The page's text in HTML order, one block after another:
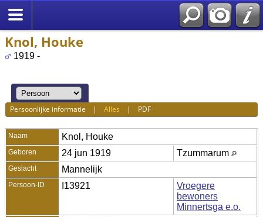
Knol, Houke
1919 -
Persoonlijke informatie |Alles | PDF
Naam Knol , Houke
Geboren 24 jun 1919 Tzummarum
Geslacht Mannelijk
Persoon-ID I13921
Vroegere
bewoners
Minnertsga e.o.